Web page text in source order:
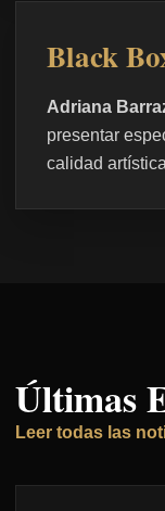
Black
Adriana
presentar
calidad artística
Últimas
Leer todas las